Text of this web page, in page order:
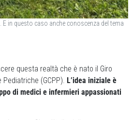
E in questo caso anche conoscenza del tema
questa realtà che è nato il Giro
Pediatriche (GCPP). L’idea iniziale è
di medici e infermieri appassionati